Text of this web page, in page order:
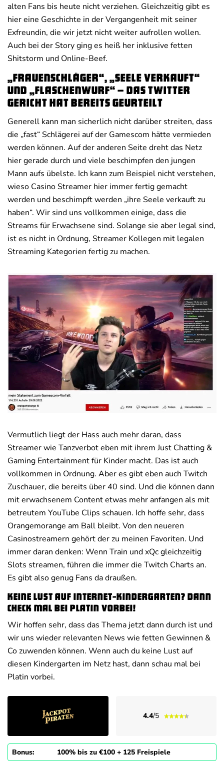
alten Fans bis heute nicht verziehen. Gleichzeitig gibt es
hier eine Geschichte in der Vergangenheit mit seiner
Exfreundin, die wir jetzt nicht weiter aufrollen wollen.
Auch bei der Story ging es heiß her inklusive fetten
Shitstorm und Online-Beef.
„Frauenschläger“, „Seele verkauft“
und „Flaschenwurf“ – das Twitter
Gericht hat bereits geurteilt
Generell kann man sicherlich nicht darüber streiten, dass
die „fast“ Schlägerei auf der Gamescom hätte vermieden
werden können. Auf der anderen Seite dreht das Netz
hier gerade durch und viele beschimpfen den jungen
Mann aufs übelste. Ich kann zum Beispiel nicht verstehen,
wieso Casino Streamer hier immer fertig gemacht
werden und beschimpft werden „ihre Seele verkauft zu
haben“. Wir sind uns vollkommen einige, dass die
Streams für Erwachsene sind. Solange sie aber legal sind,
ist es nicht in Ordnung, Streamer Kollegen mit legalen
Streaming Kategorien fertig zu machen.
Vermutlich liegt der Hass auch mehr daran, dass
Streamer wie Tanzverbot eben mit ihrem Just Chatting &
Gaming Entertainment für Kinder macht. Das ist auch
vollkommen in Ordnung. Aber es gibt eben auch Twitch
Zuschauer, die bereits über 40 sind. Und die können dann
mit erwachsenem Content etwas mehr anfangen als mit
betreutem YouTube Clips schauen. Ich hoffe sehr, dass
Orangemorange am Ball bleibt. Von den neueren
Casinostreamern gehört der zu meinen Favoriten. Und
immer daran denken: Wenn Train und xQc gleichzeitig
Slots streamen, führen die immer die Twitch Charts an.
Es gibt also genug Fans da draußen.
Keine Lust auf Internet-Kindergarten? Dann
check mal bei Platin vorbei!
Wir hoffen sehr, dass das Thema jetzt dann durch ist und
wir uns wieder relevanten News wie fetten Gewinnen &
Co zuwenden können. Wenn auch du keine Lust auf
diesen Kindergarten im Netz hast, dann schau mal bei
Platin vorbei.
4.4/5
Bonus: 100% bis zu €100 + 125 Freispiele